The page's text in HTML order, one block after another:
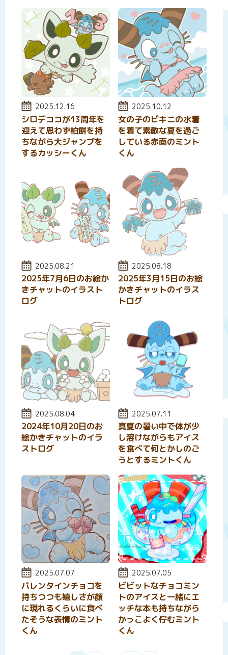
投稿日:
2025.12.16
シロデココが13周年を
迎えて思わず柏餅を持
ちながら大ジャンプを
するカッシーくん
投稿日:
2025.10.12
女の子のビキニの水着
を着て素敵な夏を過ご
している赤面のミント
くん
投稿日:
2025.08.21
2025年7月6日のお絵か
きチャットのイラスト
ログ
投稿日:
2025.08.18
2025年3月15日のお絵
かきチャットのイラス
トログ
投稿日:
2025.08.04
2024年10月20日のお
絵かきチャットのイラ
ストログ
投稿日:
2025.07.11
真夏の暑い中で体が少
し溶けながらもアイス
を食べて何とかしのご
うとするミントくん
投稿日:
2025.07.07
バレンタインチョコを
持ちつつも嬉しさが顔
に現れるくらいに食べ
たそうな表情のミント
くん
投稿日:
2025.07.05
ビビットなチョコミン
トのアイスと一緒にエ
ッチな本も持ちながら
かっこよく佇むミント
くん